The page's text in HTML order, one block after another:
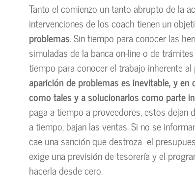
Tanto el comienzo un tanto abrupto de la
intervenciones de los coach tienen un
problemas. Sin tiempo para conocer las
simuladas de la banca on-line o de
tiempo para conocer el trabajo inherente
aparición de problemas es inevitable, y
como tales y a solucionarlos como parte
paga a tiempo a proveedores, estos dejan
a tiempo, bajan las ventas. Si no se
cae una sanción que destroza el
exige una previsión de tesorería y el
hacerla desde cero.